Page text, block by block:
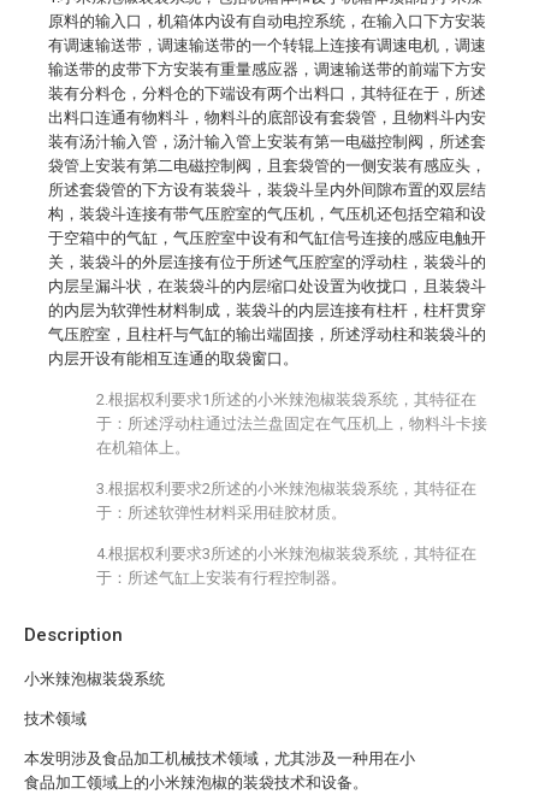
Description
小米辣泡椒装袋系统
技术领域
本发明涉及食品加工机械技术领域，尤其涉及一种用在小
食品加工领域上的小米辣泡椒的装袋技术和设备。
原料的输入口，机箱体内设有自动电控系统，在输入口下方安装
有调速输送带，调速输送带的一个转辊上连接有调速电机，调速
输送带的皮带下方安装有重量感应器，调速输送带的前端下方安
装有分料仓，分料仓的下端设有两个出料口，其特征在于，所述
出料口连通有物料斗，物料斗的底部设有套袋管，且物料斗内安
装有汤汁输入管，汤汁输入管上安装有第一电磁控制阀，所述套
袋管上安装有第二电磁控制阀，且套袋管的一侧安装有感应头，
所述套袋管的下方设有装袋斗，装袋斗呈内外间隙布置的双层结
构，装袋斗连接有带气压腔室的气压机，气压机还包括空箱和设
于空箱中的气缸，气压腔室中设有和气缸信号连接的感应电触开
关，装袋斗的外层连接有位于所述气压腔室的浮动柱，装袋斗的
内层呈漏斗状，在装袋斗的内层缩口处设置为收拢口，且装袋斗
的内层为软弹性材料制成，装袋斗的内层连接有柱杆，柱杆贯穿
气压腔室，且柱杆与气缸的输出端固接，所述浮动柱和装袋斗的
内层开设有能相互连通的取袋窗口。
2.根据权利要求1所述的小米辣泡椒装袋系统，其特征在
于：所述浮动柱通过法兰盘固定在气压机上，物料斗卡接
在机箱体上。
3.根据权利要求2所述的小米辣泡椒装袋系统，其特征在
于：所述软弹性材料采用硅胶材质。
4.根据权利要求3所述的小米辣泡椒装袋系统，其特征在
于：所述气缸上安装有行程控制器。